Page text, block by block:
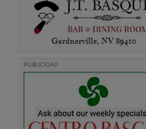
PUBLICIDAD